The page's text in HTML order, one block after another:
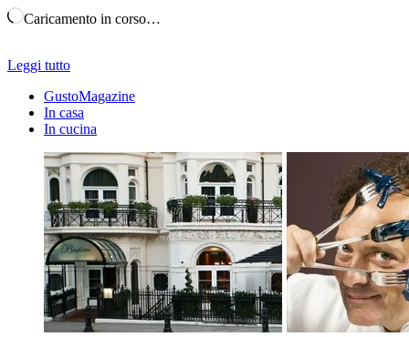
Caricamento in corso…
Leggi tutto
GustoMagazine
In casa
In cucina